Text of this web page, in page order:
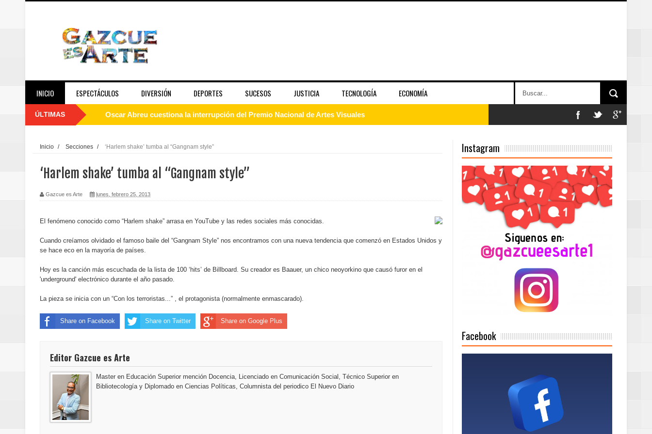
INICIO ESPECTÁCULOS DIVERSIÓN DEPORTES SUCESOS JUSTICIA TECNOLOGÍA ECONOMÍA
ÚLTIMAS Oscar Abreu cuestiona la interrupción del Premio Nacional de Artes Visuales
Pavel Núñez y su Bipolarband deslumbran con una noche de fusiones e invitados de lujo en el Hard Rock Café
Banreservas y Banco Popular abordan retos y oportunidades del sistema financiero nacional
“Los Rechazados 2” llega a los cines impulsada por la franquicia dominicana más taquillera del 2025
Designan a Angelina Biviana Riveiro como vicepresidenta ejecutiva de Fiduciaria Reservas
Humano Seguros inaugura nueva localidad de Oficina Regional Este en La Romana
Banreservas destina RD$5,000 millones para emprendedoras en la segunda edición del Summit Mujer Pymes
Maridalia Hernández y El Canario se unen al regreso de Pavel Núñez y su “Bipolarband” a Hard Rock Café Santo
Domingo
Doctor Leonardo Aguilera afirma que Banreservas seguirá impulsando la seguridad alimentaria tras salida de RD
Inicio / Secciones / ‘Harlem shake’ tumba al “Gangnam style”
‘Harlem shake’ tumba al “Gangnam style”
Gazcue es Arte lunes, febrero 25, 2013
El fenómeno conocido como “Harlem shake” arrasa en YouTube y las redes sociales más conocidas.
Cuando creíamos olvidado el famoso baile del “Gangnam Style” nos encontramos con una nueva tendencia que comenzó en Estados Unidos y
se hace eco en la mayoría de países.
Hoy es la canción más escuchada de la lista de 100 ‘hits’ de Billboard. Su creador es Baauer, un chico neoyorkino que causó furor en el
'underground' electrónico durante el año pasado.
La pieza se inicia con un “Con los terroristas...” , el protagonista (normalmente enmascarado).
Share on Facebook Share on Twitter Share on Google Plus
Editor Gazcue es Arte
Master en Educación Superior mención Docencia, Licenciado en Comunicación Social, Técnico Superior en
Bibliotecología y Diplomado en Ciencias Políticas, Columnista del periodico El Nuevo Diario
Instagram
Facebook